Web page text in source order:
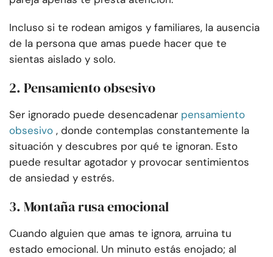
Incluso si te rodean amigos y familiares, la ausencia
de la persona que amas puede hacer que te
sientas aislado y solo.
2. Pensamiento obsesivo
Ser ignorado puede desencadenar pensamiento
obsesivo , donde contemplas constantemente la
situación y descubres por qué te ignoran. Esto
puede resultar agotador y provocar sentimientos
de ansiedad y estrés.
3. Montaña rusa emocional
Cuando alguien que amas te ignora, arruina tu
estado emocional. Un minuto estás enojado; al